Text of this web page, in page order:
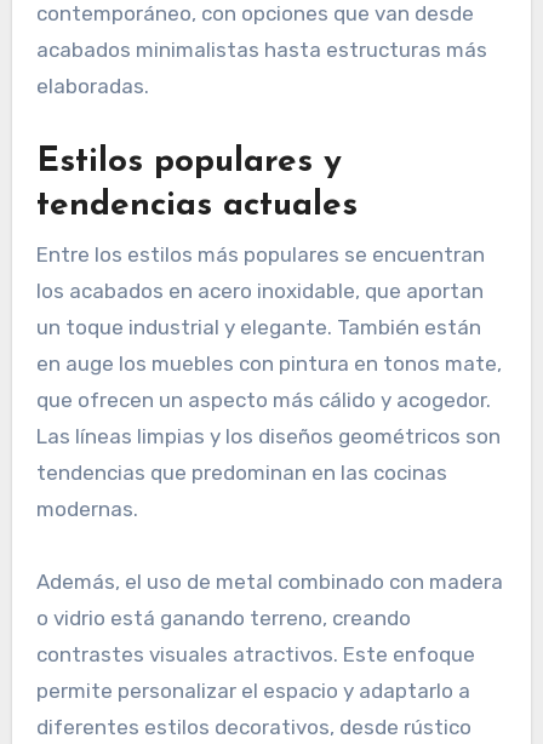
contemporáneo, con opciones que van desde
acabados minimalistas hasta estructuras más
elaboradas.
Estilos populares y
tendencias actuales
Entre los estilos más populares se encuentran
los acabados en acero inoxidable, que aportan
un toque industrial y elegante. También están
en auge los muebles con pintura en tonos mate,
que ofrecen un aspecto más cálido y acogedor.
Las líneas limpias y los diseños geométricos son
tendencias que predominan en las cocinas
modernas.
Además, el uso de metal combinado con madera
o vidrio está ganando terreno, creando
contrastes visuales atractivos. Este enfoque
permite personalizar el espacio y adaptarlo a
diferentes estilos decorativos, desde rústico